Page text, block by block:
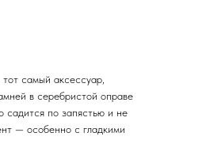
самый аксессуар,
в серебристой оправе
садится по запястью и не
— особенно с гладкими